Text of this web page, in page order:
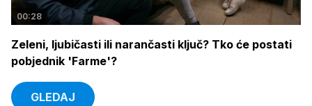
00:28
Zeleni, ljubičasti ili narančasti ključ? Tko će postati
pobjednik 'Farme'?
GLEDAJ